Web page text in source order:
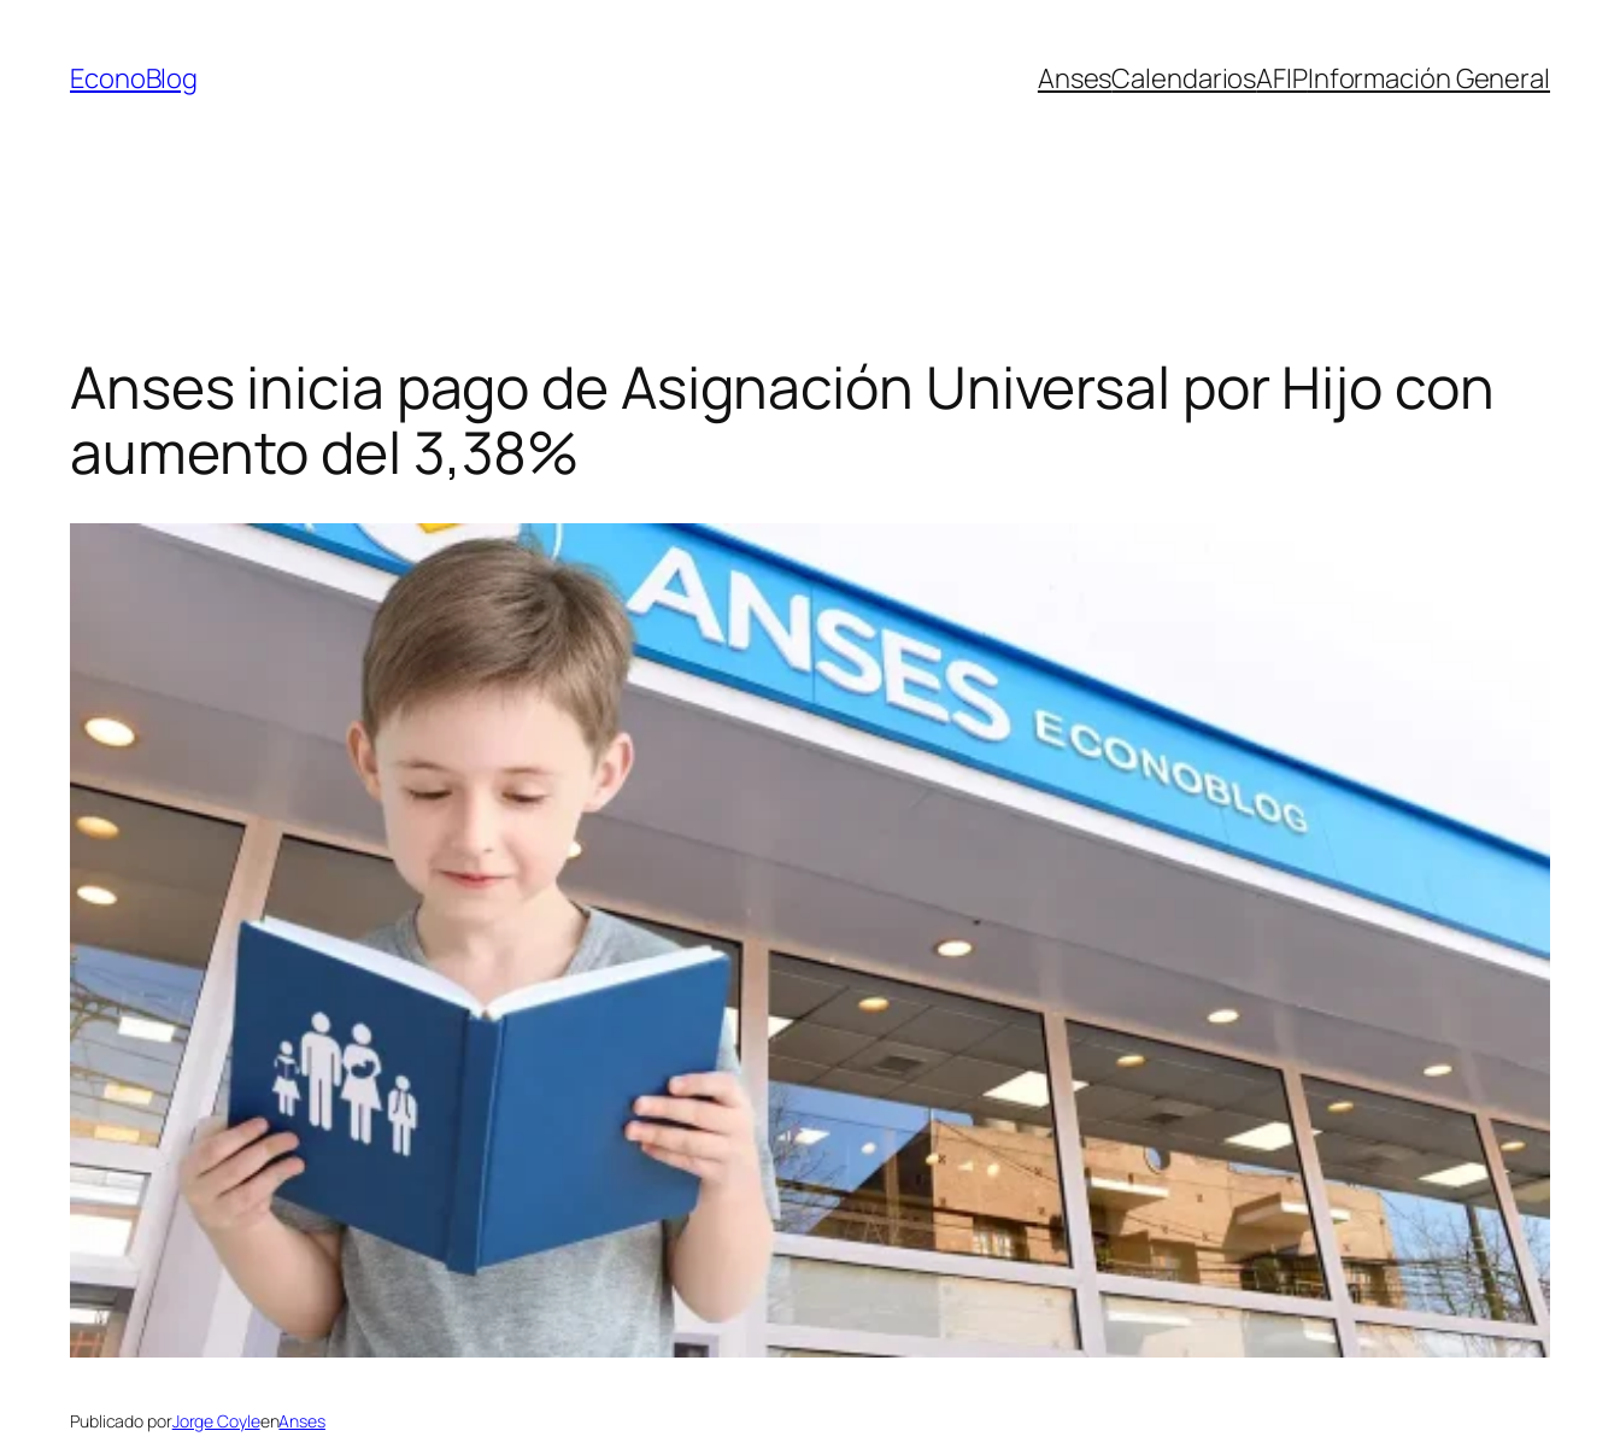
contenido
EconoBlog AnsesCalendariosAFIPInformación General
Anses inicia pago de Asignación Universal por Hijo con
aumento del 3,38%
Publicado porJorge CoyleenAnses